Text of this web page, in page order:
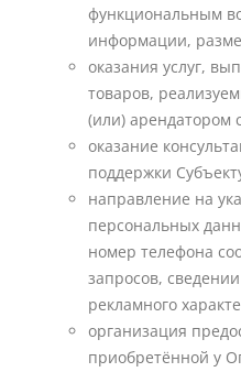
функциональным
информации,
оказания услуг,
товаров,
(или) арендатором
оказание
поддержки
направление на
персональных
номер телефона
запросов,
рекламного
организация
приобретённой у